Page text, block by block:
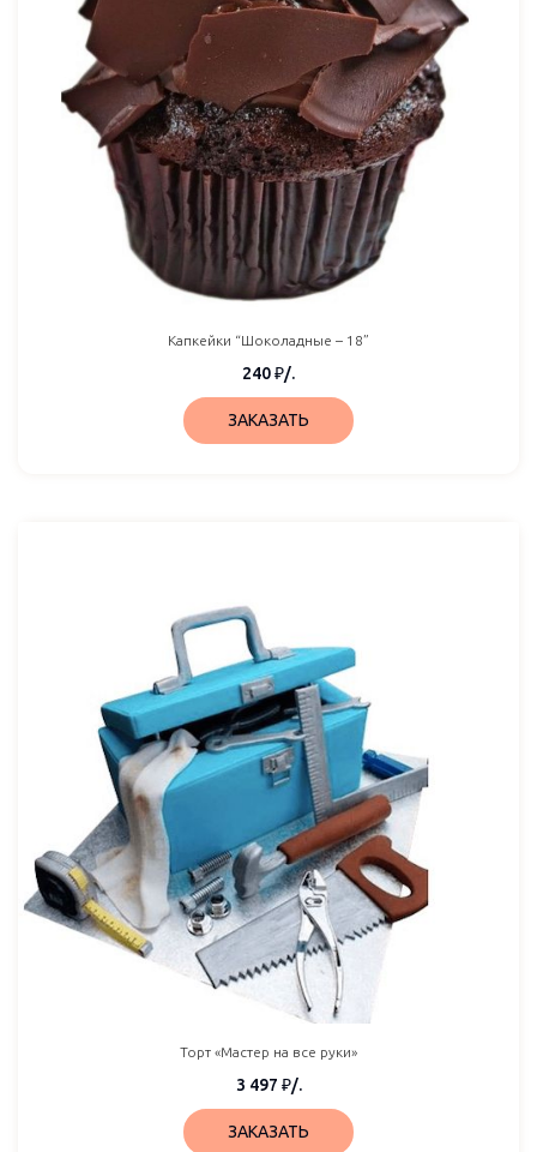
Капкейки “Шоколадные – 18”
240₽/.
ЗАКАЗАТЬ
Торт «Мастер на все руки»
3 497 ₽/.
ЗАКАЗАТЬ